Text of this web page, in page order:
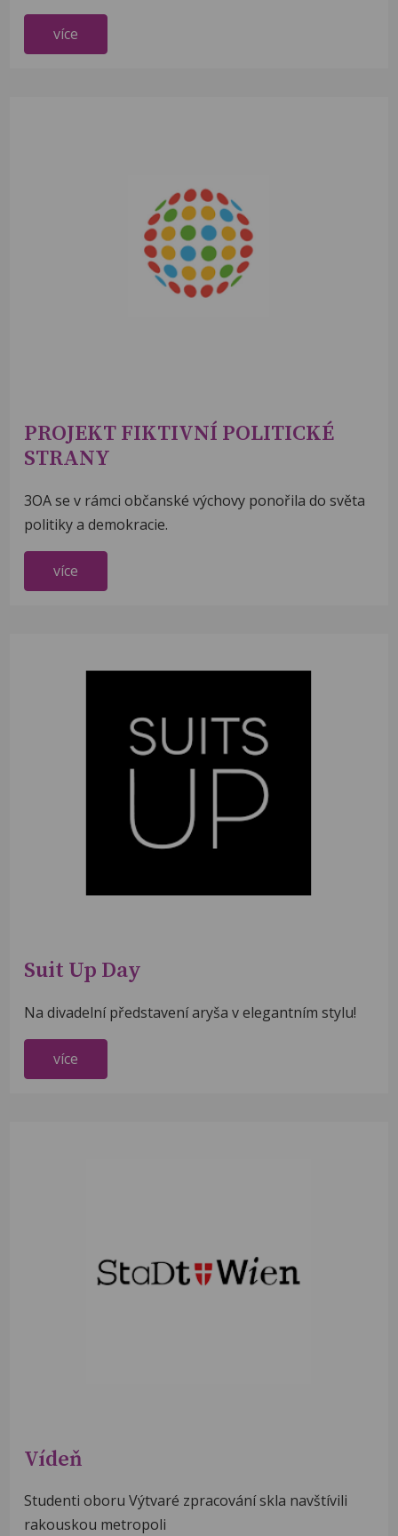
více
PROJEKT FIKTIVNÍ POLITICKÉ
STRANY
3OA se v rámci občanské výchovy ponořila do světa
politiky a demokracie.
více
Suit Up Day
Na divadelní představení aryša v elegantním stylu!
více
Vídeň
Studenti oboru Výtvaré zpracování skla navštívili
rakouskou metropoli